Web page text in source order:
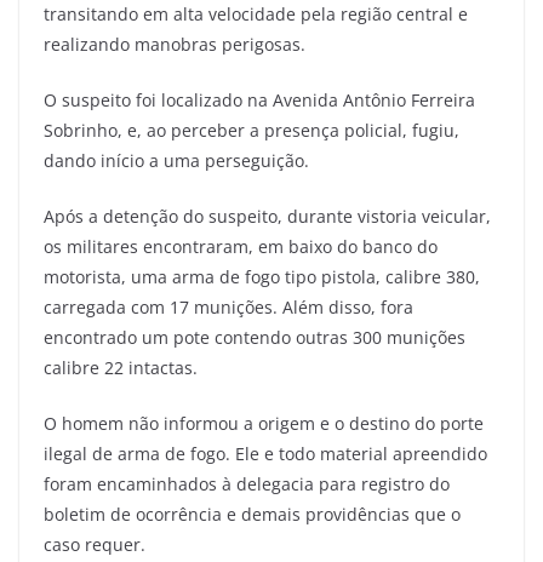
transitando em alta velocidade pela região central e
realizando manobras perigosas.
O suspeito foi localizado na Avenida Antônio Ferreira
Sobrinho, e, ao perceber a presença policial, fugiu,
dando início a uma perseguição.
Após a detenção do suspeito, durante vistoria veicular,
os militares encontraram, em baixo do banco do
motorista, uma arma de fogo tipo pistola, calibre 380,
carregada com 17 munições. Além disso, fora
encontrado um pote contendo outras 300 munições
calibre 22 intactas.
O homem não informou a origem e o destino do porte
ilegal de arma de fogo. Ele e todo material apreendido
foram encaminhados à delegacia para registro do
boletim de ocorrência e demais providências que o
caso requer.